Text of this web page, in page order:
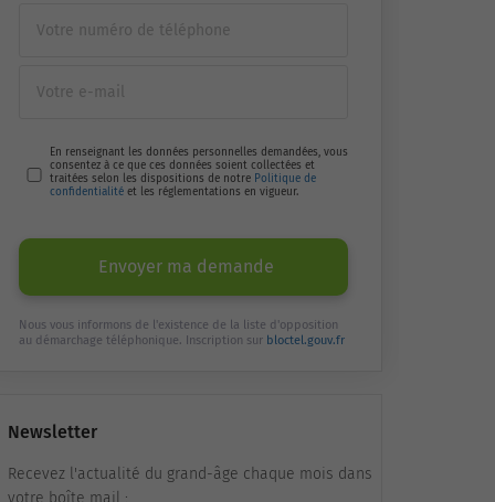
En renseignant les données personnelles demandées, vous
consentez à ce que ces données soient collectées et
traitées selon les dispositions de notre Politique de
confidentialitéet les réglementations en vigueur.
Envoyer ma demande
Nous vous informons de l'existence de la liste d'opposition
au démarchage téléphonique. Inscription sur bloctel.gouv.fr
Newsletter
Recevez l'actualité du grand-âge chaque mois dans
votre boîte mail :